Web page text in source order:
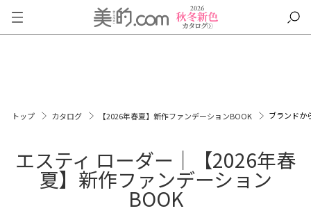
トップ カタログ 【2026年春夏】新作ファンデーションBOOK ブランドか
エスティ ローダー｜【2026年春
夏】新作ファンデーション
BOOK